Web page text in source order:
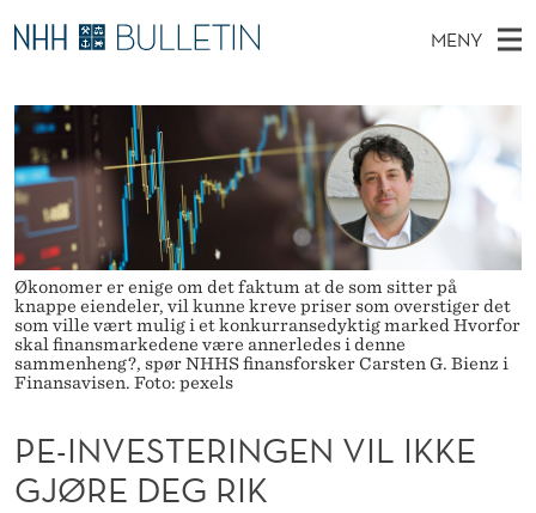
P
E
N
V
E
S
T
R
MENY
O
V
E
D
M
E
N
Y
Ø
K
I
E
T
T
S
E
D
E
T
Stipendiater og nye forskerprofiler
Disputaser
Ekspertutvalg
Om Bulletin
Økonomer er enige om det faktum at de som sitter på
knappe eiendeler, vil kunne kreve priser som overstiger det
som ville vært mulig i et konkurransedyktig marked Hvorfor
skal finansmarkedene være annerledes i denne
sammenheng?, spør NHHS finansforsker Carsten G. Bienz i
Finansavisen. Foto: pexels
PE-INVESTERINGEN VIL IKKE
GJØRE DEG RIK